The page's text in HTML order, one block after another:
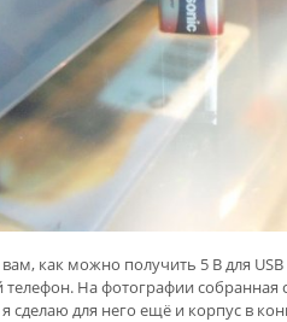
вам, как можно получить 5 В для
На фотографии собранная
сделаю для него ещё и корпус в